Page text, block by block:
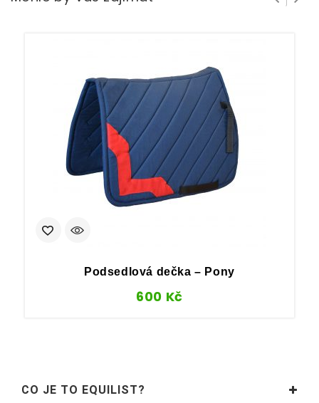
Podsedlová dečka – Pony
600 Kč
CO JE TO EQUILIST?